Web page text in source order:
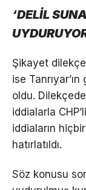
‘DELİL
Şikayet
ise
oldu.
iddialarla
iddiaların
hatırlatıldı.
Söz konusu